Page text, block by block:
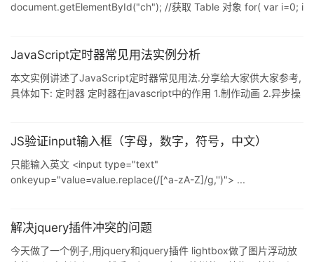
document.getElementById("ch"); //获取 Table 对象 for( var i=0; i
JavaScript定时器常见用法实例分析
本文实例讲述了JavaScript定时器常见用法.分享给大家供大家参考,
具体如下: 定时器 定时器在javascript中的作用 1.制作动画 2.异步操
JS验证input输入框（字母，数字，符号，中文）
只能输入英文 <input type="text"
onkeyup="value=value.replace(/[^a-zA-Z]/g,'')"> ...
解决jquery插件冲突的问题
今天做了一个例子,用jquery和jquery插件 lightbox做了图片浮动放